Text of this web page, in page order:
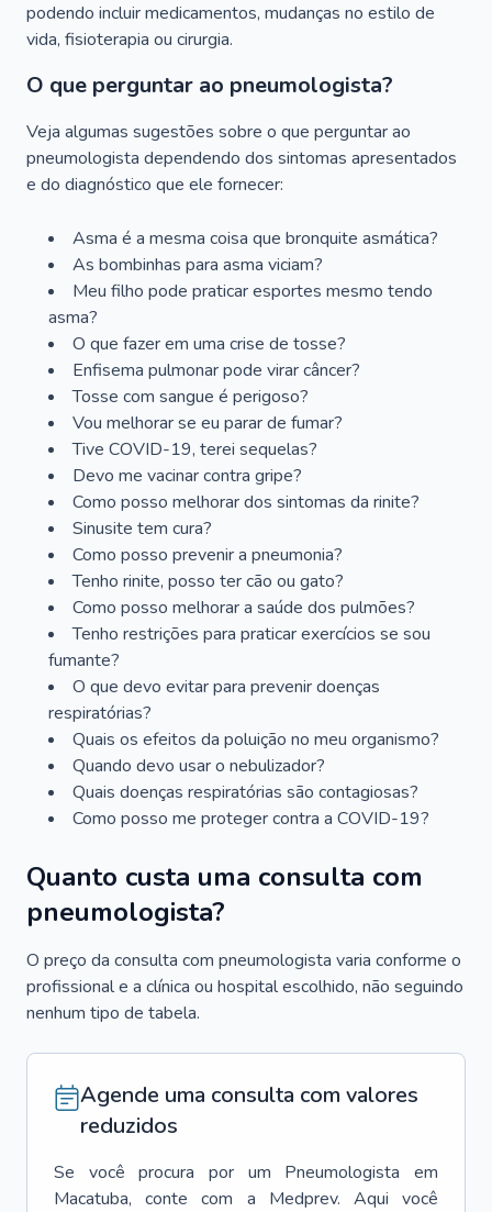
podendo incluir medicamentos, mudanças no estilo de
vida, fisioterapia ou cirurgia.
O que perguntar ao pneumologista?
Veja algumas sugestões sobre o que perguntar ao
pneumologista dependendo dos sintomas apresentados
e do diagnóstico que ele fornecer:
Asma é a mesma coisa que bronquite asmática?
As bombinhas para asma viciam?
Meu filho pode praticar esportes mesmo tendo
asma?
O que fazer em uma crise de tosse?
Enfisema pulmonar pode virar câncer?
Tosse com sangue é perigoso?
Vou melhorar se eu parar de fumar?
Tive COVID-19, terei sequelas?
Devo me vacinar contra gripe?
Como posso melhorar dos sintomas da rinite?
Sinusite tem cura?
Como posso prevenir a pneumonia?
Tenho rinite, posso ter cão ou gato?
Como posso melhorar a saúde dos pulmões?
Tenho restrições para praticar exercícios se sou
fumante?
O que devo evitar para prevenir doenças
respiratórias?
Quais os efeitos da poluição no meu organismo?
Quando devo usar o nebulizador?
Quais doenças respiratórias são contagiosas?
Como posso me proteger contra a COVID-19?
Quanto custa uma consulta com
pneumologista?
O preço da consulta com pneumologista varia conforme o
profissional e a clínica ou hospital escolhido, não seguindo
nenhum tipo de tabela.
Agende uma consulta com valores
reduzidos
Se você procura por um Pneumologista
em
Macatuba, conte com a Medprev. Aqui você